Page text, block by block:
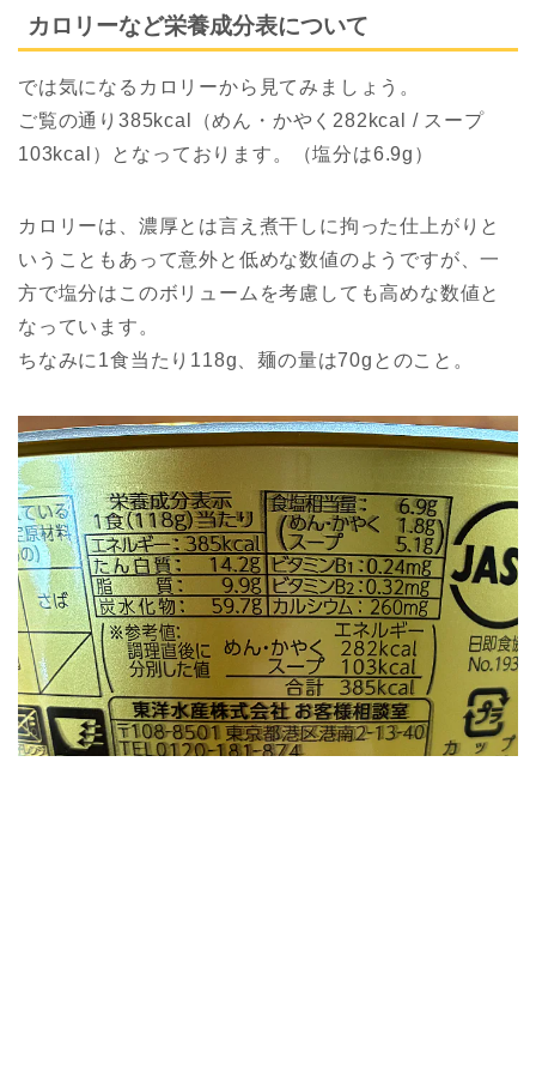
カロリーなど栄養成分表について
では気になるカロリーから見てみましょう。
ご覧の通り385kcal（めん・かやく282kcal / スープ
103kcal）となっております。（塩分は6.9g）
カロリーは、濃厚とは言え煮干しに拘った仕上がりと
いうこともあって意外と低めな数値のようですが、一
方で塩分はこのボリュームを考慮しても高めな数値と
なっています。
ちなみに1食当たり118g、麺の量は70gとのこと。